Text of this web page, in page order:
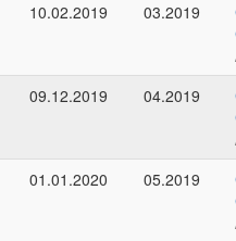
10.02.2019
03.2019
09.12.2019
04.2019
01.01.2020
05.2019